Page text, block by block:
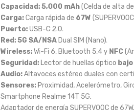
Capacidad:5,000 mAh(Celda de alta
Carga:Carga rápida de 67W
Puerto:USB-C 2.0.
Red:5G SA/NSA Dual SIM (Nano).
Wireless:Wi-Fi 6, Bluetooth 5.4 y NFC
Seguridad: Lector de huellas óptico
Audio:Altavoces estéreo duales con
Sensores: Proximidad, Acelerómetro,
Smartphone Realme 14T 5G.
Adaptador de energía SUPERVOOC de 67W.